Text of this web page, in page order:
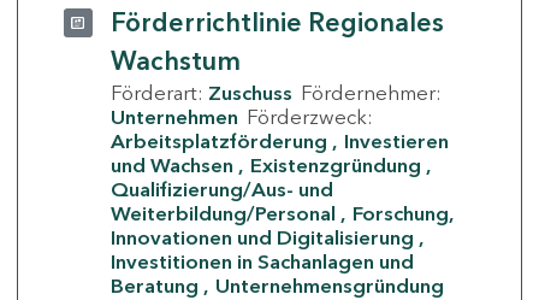
Förderrichtlinie Regionales
Wachstum
Förderart: Zuschuss Fördernehmer:
Unternehmen Förderzweck:
Arbeitsplatzförderung
Investieren
und Wachsen
Existenzgründung
Qualifizierung/Aus- und
Weiterbildung/Personal
Forschung,
Innovationen und Digitalisierung
Investitionen in Sachanlagen und
Beratung
Unternehmensgründung